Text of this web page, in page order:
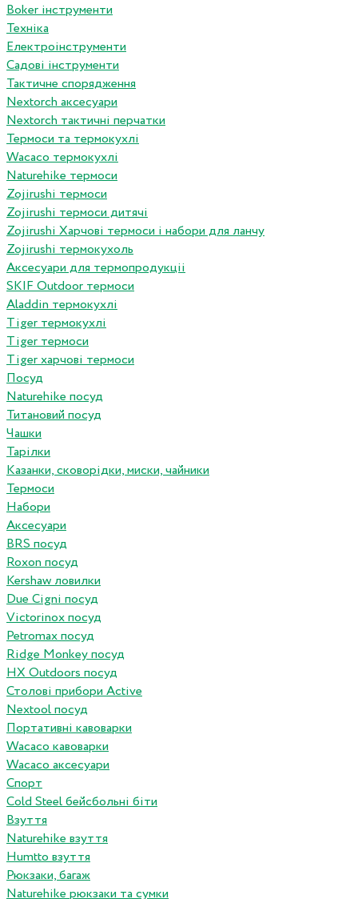
Boker інструменти
Техніка
Електроінструменти
Садові інструменти
Тактичне спорядження
Nextorch аксесуари
Nextorch тактичні перчатки
Термоси та термокухлі
Wacaco термокухлі
Naturehike термоси
Zojirushi термоси
Zojirushi термоси дитячі
Zojirushi Харчові термоси і набори для ланчу
Zojirushi термокухоль
Аксесуари для термопродукціі
SKIF Outdoor термоси
Aladdin термокухлі
Tiger термокухлі
Tiger термоси
Tiger харчові термоси
Посуд
Naturehike посуд
Титановий посуд
Чашки
Тарілки
Казанки, сковорідки, миски, чайники
Термоси
Набори
Аксесуари
BRS посуд
Roxon посуд
Kershaw ловилки
Due Cigni посуд
Victorinox посуд
Petromax посуд
Ridge Monkey посуд
HX Outdoors посуд
Столові прибори Active
Nextool посуд
Портативні кавоварки
Wacaco кавоварки
Wacaco аксесуари
Спорт
Cold Steel бейсбольні біти
Взуття
Naturehike взуття
Humtto взуття
Рюкзаки, багаж
Naturehike рюкзаки та сумки